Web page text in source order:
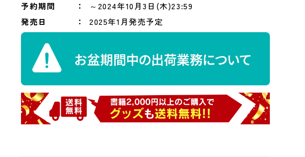
予約期間
～2024年10月3日(木)23:59
発売日
2025年1月発売予定